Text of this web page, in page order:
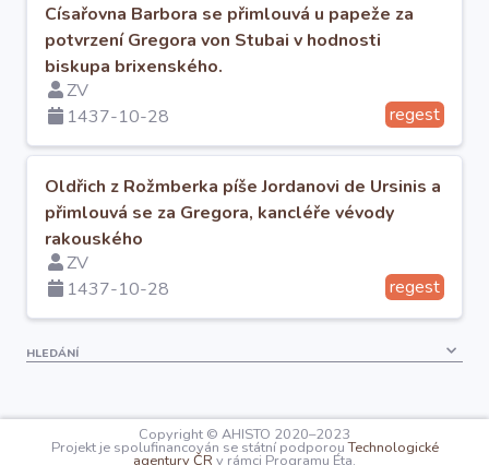
Autoři
Císařovna Barbora se přimlouvá u papeže za
potvrzení Gregora von Stubai v hodnosti
biskupa brixenského.
ZV
1437-10-28
regest
Oldřich z Rožmberka píše Jordanovi de Ursinis a
přimlouvá se za Gregora, kancléře vévody
rakouského
ZV
1437-10-28
regest
HLEDÁNÍ
Copyright © AHISTO 2020–2023
Projekt je spolufinancován se státní podporouTechnologické
agentury ČR v rámci Programu Éta.